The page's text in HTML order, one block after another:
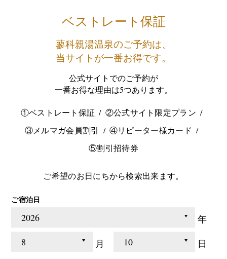
ベストレート保証
蓼科親湯温泉のご予約は、
当サイトが一番お得です。
公式サイトでのご予約が
一番お得な理由は5つあります。
①ベストレート保証
②公式サイト限定プラン
③メルマガ会員割引
④リピーター様カード
⑤割引招待券
ご希望のお日にちから検索出来ます。
ご宿泊日
年
月
日